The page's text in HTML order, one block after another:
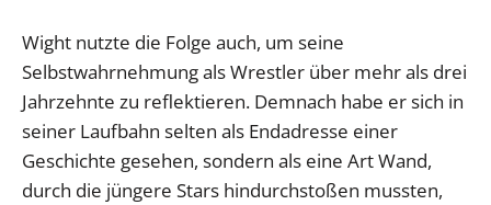
Wight nutzte die Folge auch, um seine
Selbstwahrnehmung als Wrestler über mehr als drei
Jahrzehnte zu reflektieren. Demnach habe er sich in
seiner Laufbahn selten als Endadresse einer
Geschichte gesehen, sondern als eine Art Wand,
durch die jüngere Stars hindurchstoßen mussten,